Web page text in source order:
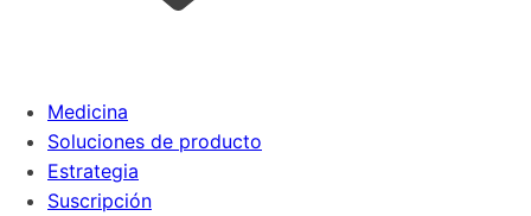
Medicina
Soluciones de producto
Estrategia
Suscripción